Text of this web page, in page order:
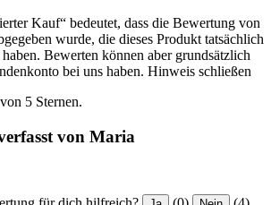
Kauf“ bedeutet, dass die Bewertung von
wurde, die dieses Produkt tatsächlich
Bewerten können aber grundsätzlich
bei uns haben. Hinweis schließen
5 Sternen.
von Maria